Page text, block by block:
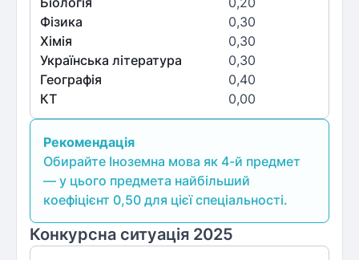
Фізика
0,30
Хімія
0,30
Українська література
0,30
Географія
0,40
КТ
0,00
Рекомендація
Обирайте Іноземна мова як 4-й предмет
— у цього предмета найбільший
коефіцієнт 0,50 для цієї спеціальності.
Конкурсна ситуація 2025